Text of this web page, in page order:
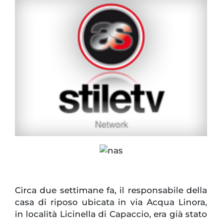
Circa due settimane fa, il responsabile della
casa di riposo ubicata in via Acqua Linora,
in località Licinella di Capaccio, era già stato